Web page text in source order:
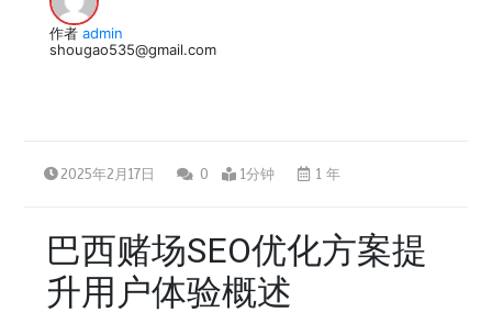
作者 admin
shougao535@gmail.com
2025年2月17日 0 1分钟 1 年
巴西赌场SEO优化方案提
升用户体验概述